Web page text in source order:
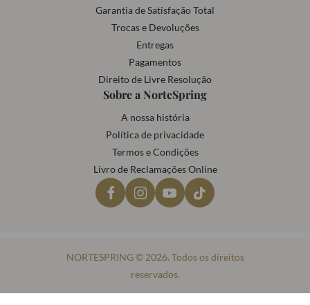
Garantia de Satisfação Total
Trocas e Devoluções
Entregas
Pagamentos
Direito de Livre Resolução
Sobre a NorteSpring
A nossa história
Política de privacidade
Termos e Condições
Livro de Reclamações Online
NORTESPRING © 2026. Todos os direitos
reservados.